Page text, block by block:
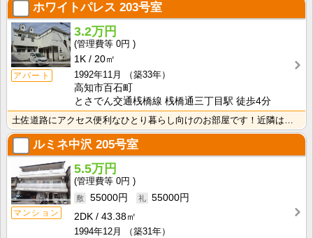
ホワイトパレス 203号室
アパート
3.2万円
0円
1K
20㎡
1992年11月
（築33年）
高知市百石町
とさでん交通桟橋線 桟橋通三丁目駅 徒歩4分
ルミネ中沢 205号室
マンション
5.5万円
0円
55000円
55000円
2DK
43.38㎡
1994年12月
（築31年）